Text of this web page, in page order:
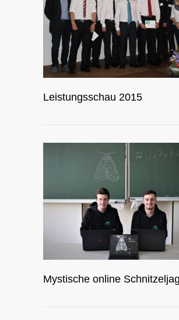
Leistungsschau 2015
Mystische online